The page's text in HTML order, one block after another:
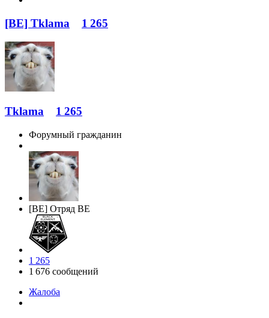
[BE] Tklama 1 265
Tklama 1 265
Форумный гражданин
[BE] Отряд BE
1 265
1 676 сообщений
Жалоба